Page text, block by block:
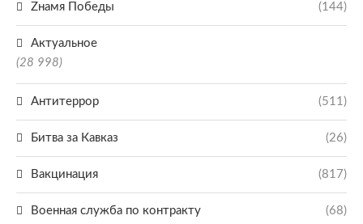
Zнамя Победы (144)
Актуальное
(28 998)
Антитеррор (511)
Битва за Кавказ (26)
Вакцинация (817)
Военная служба по контракту (68)